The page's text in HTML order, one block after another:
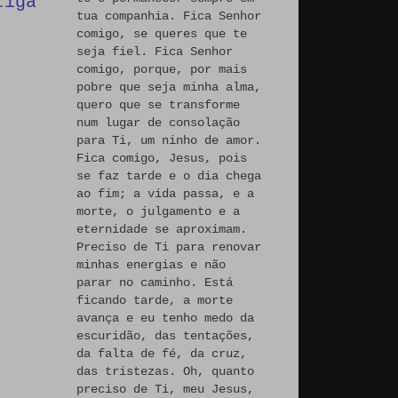
tua companhia. Fica Senhor
comigo, se queres que te
seja fiel. Fica Senhor
comigo, porque, por mais
pobre que seja minha alma,
quero que se transforme
num lugar de consolação
para Ti, um ninho de amor.
Fica comigo, Jesus, pois
se faz tarde e o dia chega
ao fim; a vida passa, e a
morte, o julgamento e a
eternidade se aproximam.
Preciso de Ti para renovar
minhas energias e não
parar no caminho. Está
ficando tarde, a morte
avança e eu tenho medo da
escuridão, das tentações,
da falta de fé, da cruz,
das tristezas. Oh, quanto
preciso de Ti, meu Jesus,